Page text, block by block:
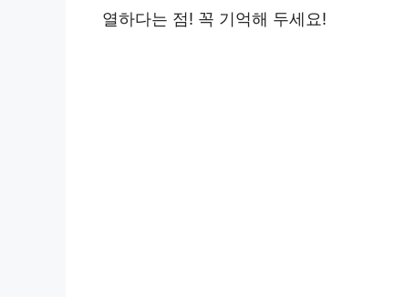
열하다는 점! 꼭 기억해 두세요!